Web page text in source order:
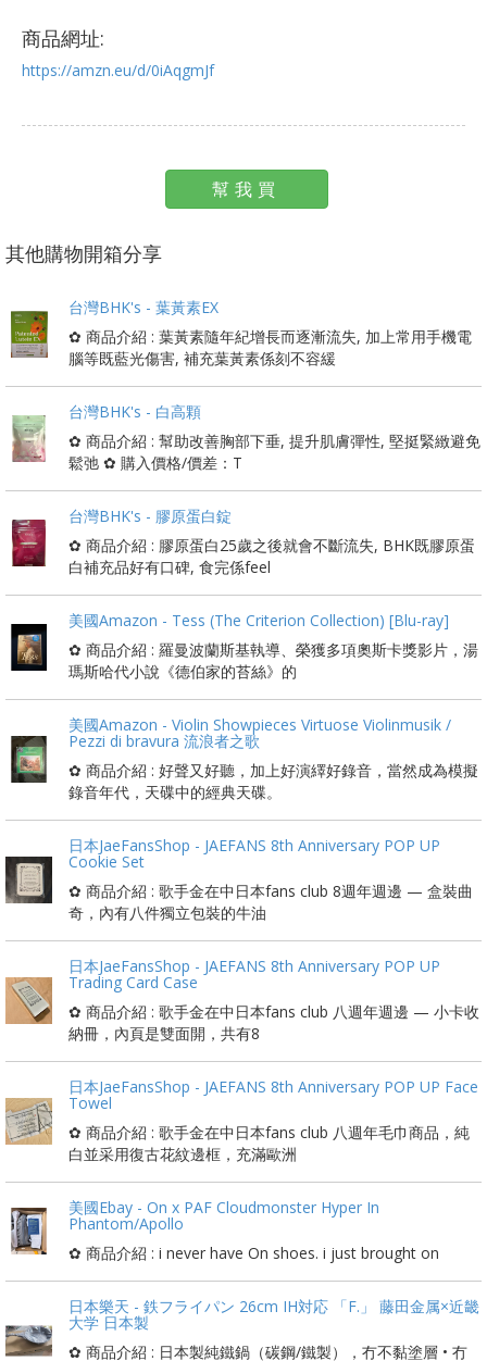
商品網址:
https://amzn.eu/d/0iAqgmJf
幫我買
其他購物開箱分享
台灣BHK's - 葉黃素EX
✿ 商品介紹 : 葉黃素隨年紀增長而逐漸流失, 加上常用手機電
腦等既藍光傷害, 補充葉黃素係刻不容緩
台灣BHK's - 白高顆
✿ 商品介紹 : 幫助改善胸部下垂, 提升肌膚彈性, 堅挺緊緻避免
鬆弛 ✿ 購入價格/價差：T
台灣BHK's - 膠原蛋白錠
✿ 商品介紹 : 膠原蛋白25歲之後就會不斷流失, BHK既膠原蛋
白補充品好有口碑, 食完係feel
美國Amazon - Tess (The Criterion Collection) [Blu-ray]
✿ 商品介紹 : 羅曼波蘭斯基執導、榮獲多項奧斯卡獎影片，湯
瑪斯哈代小說《德伯家的苔絲》的
美國Amazon - Violin Showpieces Virtuose Violinmusik /
Pezzi di bravura 流浪者之歌
✿ 商品介紹 : 好聲又好聽，加上好演繹好錄音，當然成為模擬
錄音年代，天碟中的經典天碟。
日本JaeFansShop - JAEFANS 8th Anniversary POP UP
Cookie Set
✿ 商品介紹 : 歌手金在中日本fans club 8週年週邊 — 盒裝曲
奇，內有八件獨立包裝的牛油
日本JaeFansShop - JAEFANS 8th Anniversary POP UP
Trading Card Case
✿ 商品介紹 : 歌手金在中日本fans club 八週年週邊 — 小卡收
納冊，內頁是雙面開，共有8
日本JaeFansShop - JAEFANS 8th Anniversary POP UP Face
Towel
✿ 商品介紹 : 歌手金在中日本fans club 八週年毛巾商品，純
白並采用復古花紋邊框，充滿歐洲
美國Ebay - On x PAF Cloudmonster Hyper In
Phantom/Apollo
✿ 商品介紹 : i never have On shoes. i just brought on
日本樂天 - 鉄フライパン 26cm IH対応 「F.」 藤田金属×近畿
大学 日本製
✿ 商品介紹 : 日本製純鐵鍋（碳鋼/鐵製），冇不黏塗層 • 冇